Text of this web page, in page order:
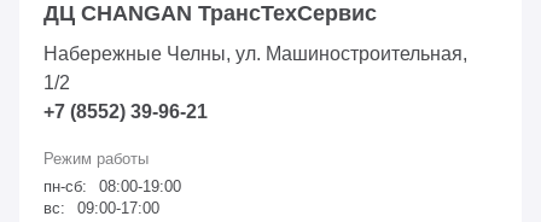
ДЦ CHANGAN ТрансТехСервис
Набережные Челны, ул. Машиностроительная,
1/2
+7 (8552) 39-96-21
пн-сб:
08:00-19:00
вс:
09:00-17:00